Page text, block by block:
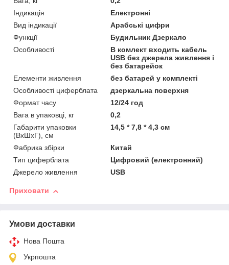
Індикація
Електронні
Вид індикації
Арабські цифри
Функції
Будильник Дзеркало
Особливості
В комлект входить кабель
USB без джерела живлення і
без батарейок
Елементи живлення
без батарей у комплекті
Особливості циферблата
дзеркальна поверхня
Формат часу
12/24 год
Вага в упаковці, кг
0,2
Габарити упаковки
(ВхШхГ), см
14,5 * 7,8 * 4,3 см
Фабрика збірки
Китай
Тип циферблата
Цифровий (електронний)
Джерело живлення
USB
Приховати
Умови доставки
Нова Пошта
Укрпошта